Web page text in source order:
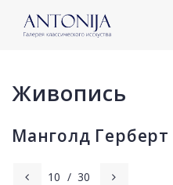
Живопись
Манголд Герберт
10 / 30